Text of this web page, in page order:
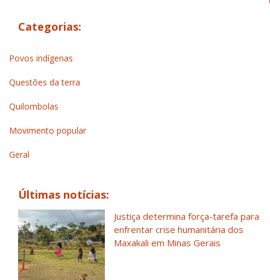
Categorias:
Povos indígenas
Questões da terra
Quilombolas
Movimento popular
Geral
Últimas notícias:
Justiça determina força-tarefa para
enfrentar crise humanitária dos
Maxakali em Minas Gerais